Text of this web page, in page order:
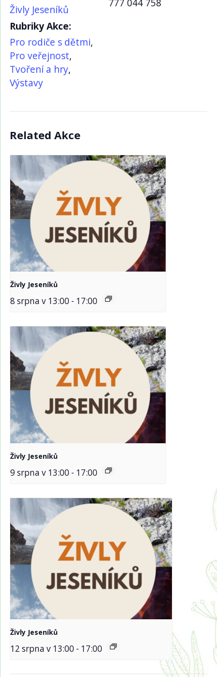
Živly Jeseníků
Rubriky Akce:
Pro rodiče s dětmi,
Pro veřejnost,
Tvoření a hry,
Výstavy
Related Akce
Živly Jeseníků
8 srpna v 13:00 - 17:00
Živly Jeseníků
9 srpna v 13:00 - 17:00
Živly Jeseníků
12 srpna v 13:00 - 17:00